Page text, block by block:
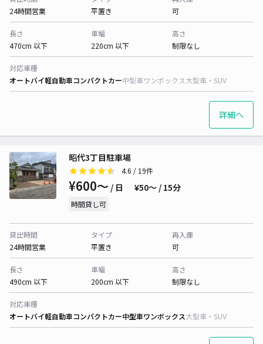
24時間営業
平置き
可
長さ
470cm 以下
車幅
220cm 以下
高さ
制限なし
対応車種
オートバイ軽自動車コンパクトカー中型車ワンボックス大型車・SUV
詳細へ
昭代3丁目駐車場
4.6 / 19件
¥600〜 / 日 ¥50〜 / 15分
時間貸し可
貸出時間
24時間営業
タイプ
平置き
再入庫
可
長さ
490cm 以下
車幅
200cm 以下
高さ
制限なし
対応車種
オートバイ軽自動車コンパクトカー中型車ワンボックス大型車・SUV